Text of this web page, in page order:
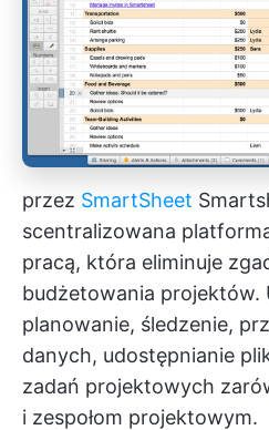
przez SmartSheet
scentralizowana
pracą, która eliminuje
budżetowania projektów.
planowanie, śledzenie,
danych, udostępnianie
zadań projektowych
i zespołom projektowym.